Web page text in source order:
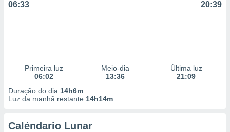
06:33 20:39
Primeira luz
06:02
Meio-dia
13:36
Última luz
21:09
Duração do dia 14h6m
Luz da manhã restante 14h14m
Caléndario Lunar